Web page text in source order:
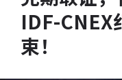
IDF-CNEX
束！